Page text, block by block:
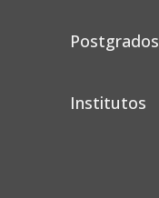
Postgrados
Institutos